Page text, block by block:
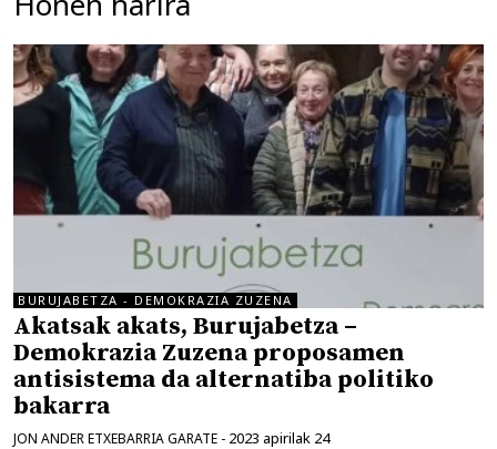
BURUJABETZA - DEMOKRAZIA ZUZENA
Akatsak akats, Burujabetza –
Demokrazia Zuzena proposamen
antisistema da alternatiba politiko
bakarra
JON ANDER ETXEBARRIA GARATE - 2023 apirilak 24